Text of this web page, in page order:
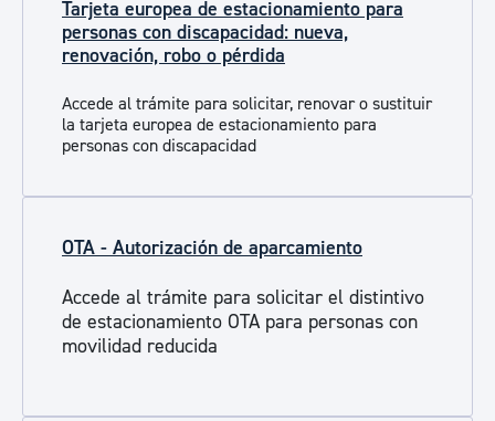
Tarjeta europea de estacionamiento para
personas con discapacidad: nueva,
renovación, robo o pérdida
Accede al trámite para solicitar, renovar o sustituir
la tarjeta europea de estacionamiento para
personas con discapacidad
OTA - Autorización de aparcamiento
Accede al trámite para solicitar el distintivo
de estacionamiento OTA para personas con
movilidad reducida